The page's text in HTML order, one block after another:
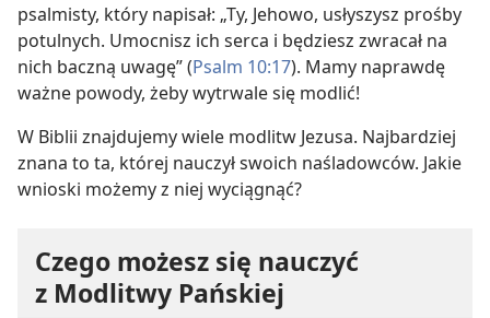
psalmisty, który napisał: „Ty, Jehowo, usłyszysz prośby
potulnych. Umocnisz ich serca i będziesz zwracał na
nich baczną uwagę” (Psalm 10:17). Mamy naprawdę
ważne powody, żeby wytrwale się modlić!
W Biblii znajdujemy wiele modlitw Jezusa. Najbardziej
znana to ta, której nauczył swoich naśladowców. Jakie
wnioski możemy z niej wyciągnąć?
Czego możesz się nauczyć
z Modlitwy Pańskiej